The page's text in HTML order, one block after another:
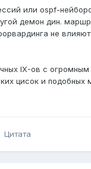
или ospf-
демон дин.
не
IX-ов с
цисок и подобных
Цитата